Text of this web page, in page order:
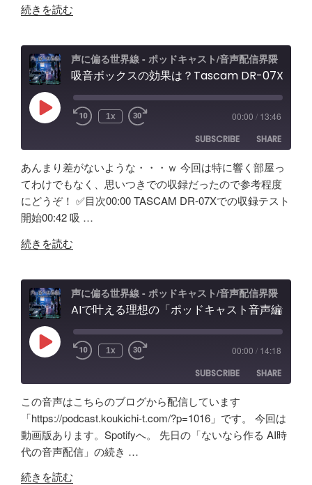
Pro
ビ
ュ
ー
フ
＆
ノ
イ
キ
ャ
効
果
と
能
"Elgato
PRO
試
て
ん
な
製
品？
ポ
キ
ャ
ト
者
け
エ
ル
続きを読む
声に偏る世界線 - ポッドキャスト/音声配信界隈
Play
Episode 1x 00:00 / 13:46
SUBSCRIBE
SHARE
Amazon
Apple Podcasts
RSS
Spotify
RSS FEED
SHARE
LINK
EMBED
あんまり差がないような・・・ｗ 今回は特に響く部屋っ
てわけでもなく、思いつきでの収録だったので参考程度
にどうぞ！ ✅️目次00:00 TASCAM DR-07Xでの収録テスト
開始00:42 吸 …
"吸
ッ
ク
の
Tascam
DR-
07X&TroyStudio
で
録
続きを読む
声に偏る世界線 - ポッドキャスト/音声配信界隈
Play
Episode 1x 00:00 / 14:18
SUBSCRIBE
SHARE
Amazon
Apple Podcasts
RSS
Spotify
RSS FEED
SHARE
LINK
EMBED
この音声はこちらのブログから配信しています
「https://podcast.koukichi-t.com/?p=1016」です。 今回は
動画版あります。Spotifyへ。 先日の「ないなら作る AI時
代の音声配信」の続き …
"AI
続きを読む